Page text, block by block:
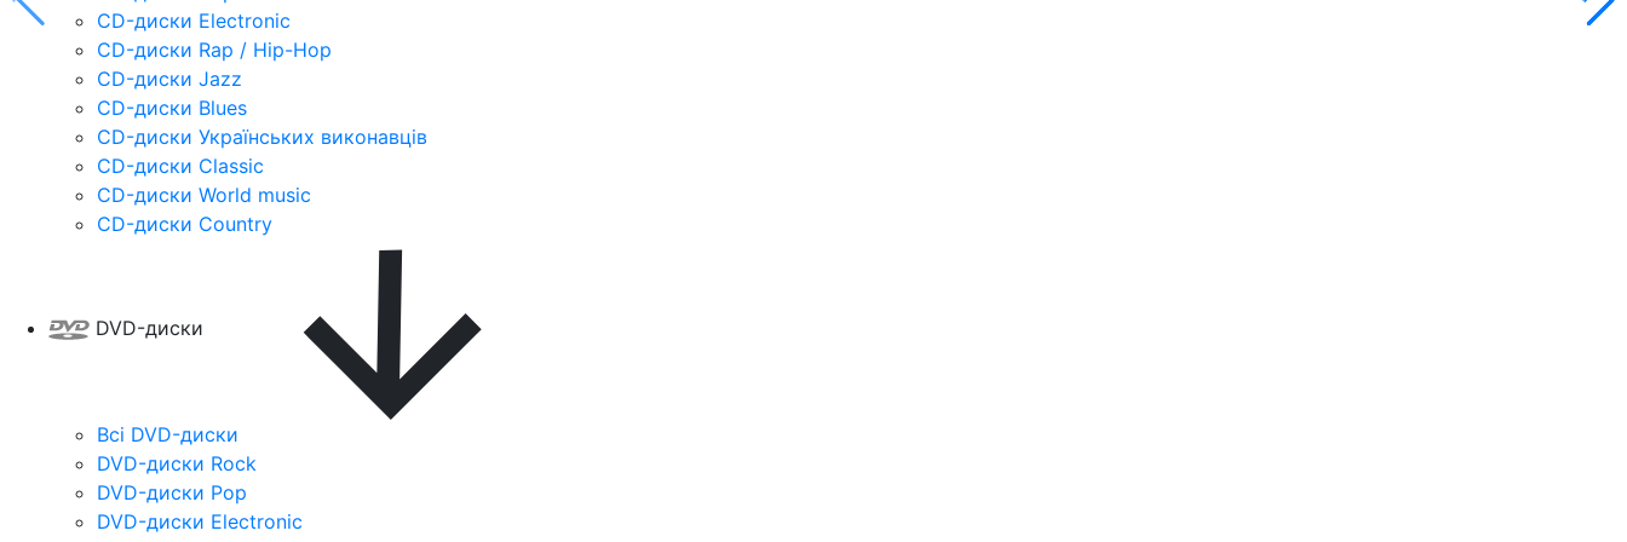
CD-диски Electronic
CD-диски Rap / Hip-Hop
CD-диски Jazz
CD-диски Blues
CD-диски Українських виконавців
CD-диски Classic
CD-диски World music
CD-диски Country
DVD-диски
Всі DVD-диски
DVD-диски Rock
DVD-диски Pop
DVD-диски Electronic